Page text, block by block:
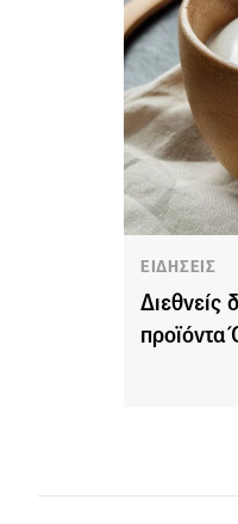
ΕΙΔΗΣΕΙΣ
Διεθνείς
προϊόντα